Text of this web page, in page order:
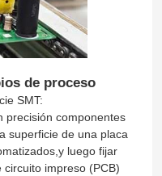
de proceso
SMT:
precisión componentes
superficie de una placa
luego fijar
impreso (PCB)